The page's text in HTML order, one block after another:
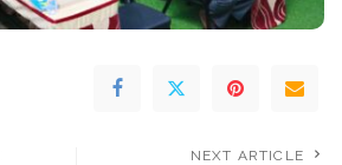
NEXT ARTICLE